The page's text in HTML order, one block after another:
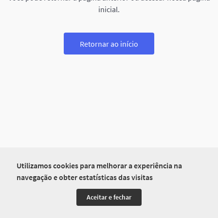
Utilizamos cookies para melhorar a experiência na
navegação e obter estatísticas das visitas
Aceitar e fechar
inicial.
Retornar ao início